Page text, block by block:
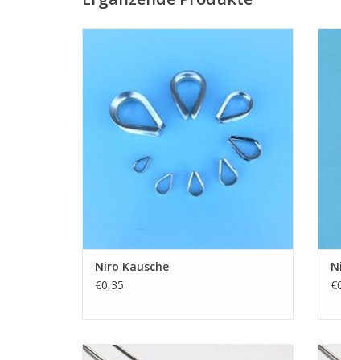
ZUM WARENKORB HINZUFÜGEN
Niro Kausche
€0,35
Geländer Niro Drahtseil 4mm 7x7,